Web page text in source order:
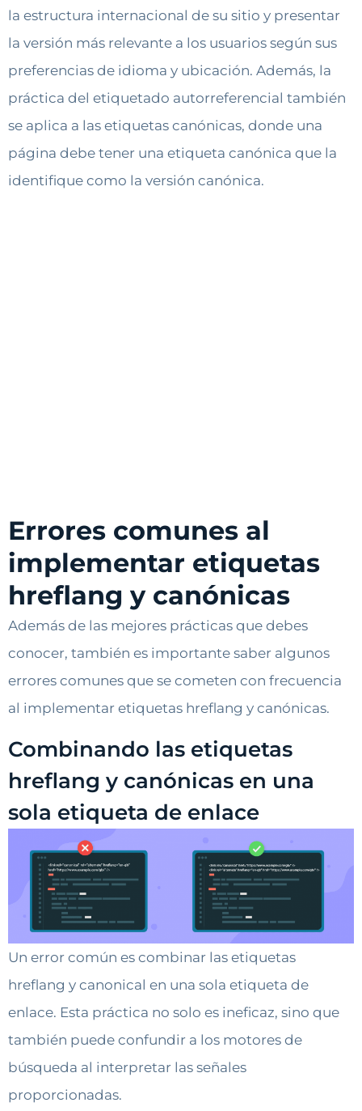
la estructura internacional de su sitio y presentar
la versión más relevante a los usuarios según sus
preferencias de idioma y ubicación. Además, la
práctica del etiquetado autorreferencial también
se aplica a las etiquetas canónicas, donde una
página debe tener una etiqueta canónica que la
identifique como la versión canónica.
Errores comunes al
implementar etiquetas
hreflang y canónicas
Además de las mejores prácticas que debes
conocer, también es importante saber algunos
errores comunes que se cometen con frecuencia
al implementar etiquetas hreflang y canónicas.
Combinando las etiquetas
hreflang y canónicas en una
sola etiqueta de enlace
Un error común es combinar las etiquetas
hreflang y canonical en una sola etiqueta de
enlace. Esta práctica no solo es ineficaz, sino que
también puede confundir a los motores de
búsqueda al interpretar las señales
proporcionadas.